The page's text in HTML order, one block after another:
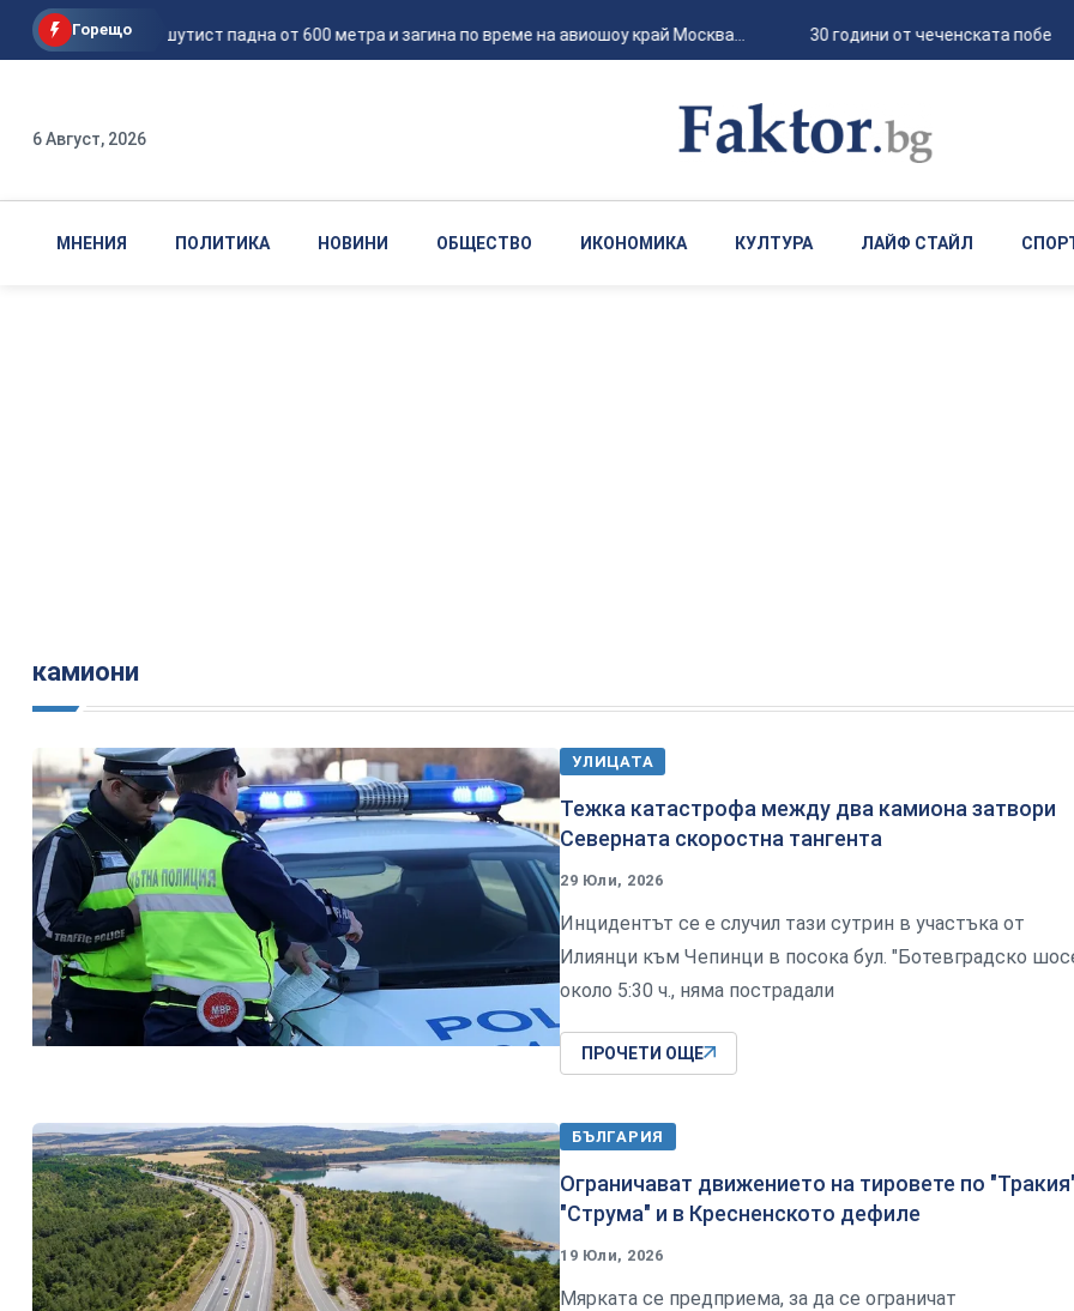
Горещо
Руски парашутист падна от 600 метра и загина по време на авиошоу край Москва... 30 години от чеченската победа
6 Август, 2026
МНЕНИЯ ПОЛИТИКА НОВИНИ ОБЩЕСТВО ИКОНОМИКА КУЛТУРА ЛАЙФ СТАЙЛ
камиони
УЛИЦАТА
Тежка катастрофа между два камиона затвори
Северната скоростна тангента
29 Юли, 2026
Инцидентът се е случил тази сутрин в участъка от
Илиянци към Чепинци в посока бул. "Ботевградско
около 5:30 ч., няма пострадали
ПРОЧЕТИ ОЩЕ
БЪЛГАРИЯ
Ограничават движението на тировете по
"Струма" и в Кресненското дефиле
19 Юли, 2026
Мярката се предприема, за да се ограничат